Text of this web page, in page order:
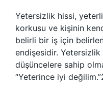
Yetersizlik hissi, yeterli
korkusu ve kişinin
belirli bir iş için
endişesidir.
düşüncelere sahip
“Yeterince iyi